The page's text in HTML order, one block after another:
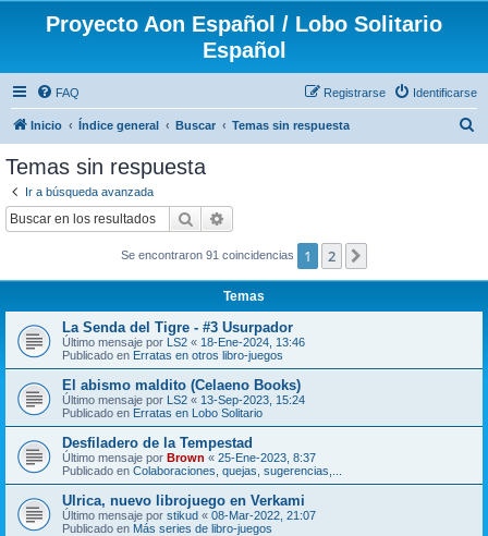
Proyecto Aon Español / Lobo Solitario
Español
FAQ Identificarse
Registrarse
Inicio Índice general Buscar Temas sin respuesta
Temas sin respuesta
Ir a búsqueda avanzada
Buscar
Se encontraron 91 coincidencias 1 2
Temas
La Senda del Tigre - #3 Usurpador
Último mensaje por LS2 « 18-Ene-2024, 13:46
Publicado en Erratas en otros libro-juegos
El abismo maldito (Celaeno Books)
Último mensaje por LS2 « 13-Sep-2023, 15:24
Publicado en Erratas en Lobo Solitario
Desfiladero de la Tempestad
Último mensaje por Brown « 25-Ene-2023, 8:37
Publicado en Colaboraciones, quejas, sugerencias,...
Ulrica, nuevo librojuego en Verkami
Último mensaje por stikud « 08-Mar-2022, 21:07
Publicado en Más series de libro-juegos